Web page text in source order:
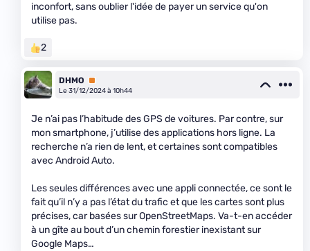
inconfort, sans oublier l'idée de payer un service qu'on
utilise pas.
2
DHMO
Premium
Le 31/12/2024 à 10h44
Je n’ai pas l’habitude des GPS de voitures. Par contre, sur
mon smartphone, j’utilise des applications hors ligne. La
recherche n’a rien de lent, et certaines sont compatibles
avec Android Auto.
Les seules différences avec une appli connectée, ce sont le
fait qu’il n’y a pas l’état du trafic et que les cartes sont plus
précises, car basées sur OpenStreetMaps. Va-t-en accéder
à un gîte au bout d’un chemin forestier inexistant sur
Google Maps…